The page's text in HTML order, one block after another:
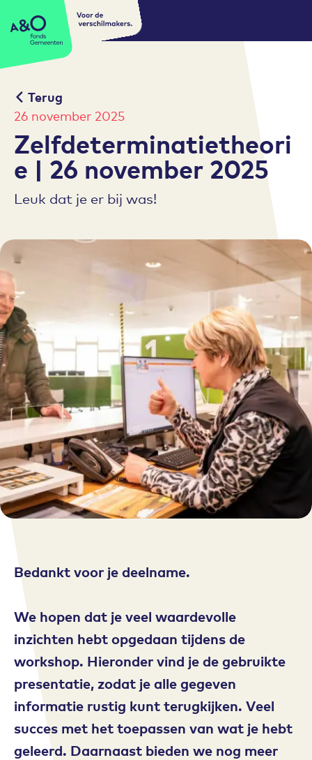
A&O fonds Gemeenten
Voor de
verschilmakers.
Terug
26 november 2025
Zelfdeterminatietheori
e | 26 november 2025
Leuk dat je er bij was!
Bedankt voor je deelname.
We hopen dat je veel waardevolle
inzichten hebt opgedaan tijdens de
workshop. Hieronder vind je de gebruikte
presentatie, zodat je alle gegeven
informatie rustig kunt terugkijken. Veel
succes met het toepassen van wat je hebt
geleerd. Daarnaast bieden we nog meer